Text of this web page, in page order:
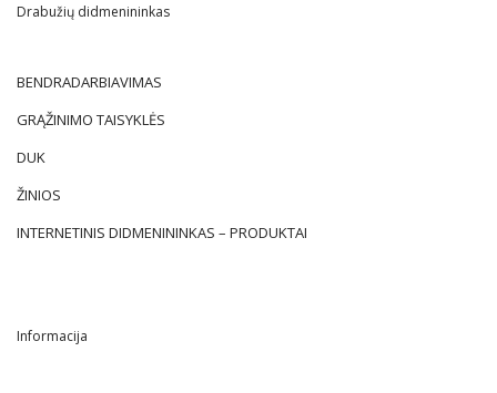
Drabužių didmenininkas
BENDRADARBIAVIMAS
GRĄŽINIMO TAISYKLĖS
DUK
ŽINIOS
INTERNETINIS DIDMENININKAS – PRODUKTAI
Informacija